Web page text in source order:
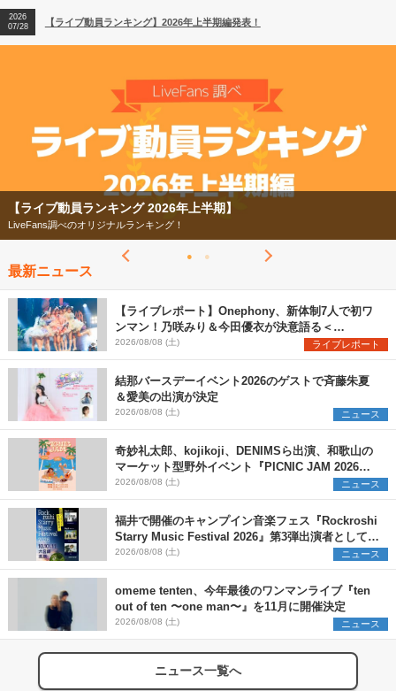
2026
07/28
【ライブ動員ランキング】2026年上半期編発表！
【ライブ動員ランキング 2026年上半期】
LiveFans調べのオリジナルランキング！
最新ニュース
【ライブレポート】Onephony、新体制7人で初ワ
ンマン！乃咲みり＆今田優衣が決意語る＜
Onephony新体制1st Oneman Live はじまりの夏
＞
2026/08/08 (土) ライブレポート
結那バースデーイベント2026のゲストで斉藤朱夏
＆愛美の出演が決定
2026/08/08 (土) ニュース
奇妙礼太郎、kojikoji、DENIMSら出演、和歌山の
マーケット型野外イベント『PICNIC JAM 2026』
早割チケット発売開始
2026/08/08 (土) ニュース
福井で開催のキャンプイン音楽フェス『Rockroshi
Starry Music Festival 2026』第3弾出演者として
SCOOBIE DO、かりゆし58、Reiを発表
2026/08/08 (土) ニュース
omeme tenten、今年最後のワンマンライブ『ten
out of ten 〜one man〜』を11月に開催決定
2026/08/08 (土) ニュース
ニュース一覧へ